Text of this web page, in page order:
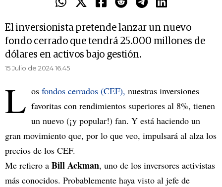
El inversionista pretende lanzar un nuevo
fondo cerrado que tendrá 25.000 millones de
dólares en activos bajo gestión.
15 Julio de 2024 16.45
L os fondos cerrados (CEF), nuestras inversiones
favoritas con rendimientos superiores al 8%, tienen
un nuevo (¡y popular!) fan. Y está haciendo un
gran movimiento que, por lo que veo, impulsará al alza los
precios de los CEF.
Me refiero a Bill Ackman, uno de los inversores activistas
más conocidos. Probablemente haya visto al jefe de